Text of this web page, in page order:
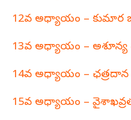
12వ అధ్యాయం – కుమార
13వ అధ్యాయం –
14వ అధ్యాయం –
15వ అధ్యాయం –